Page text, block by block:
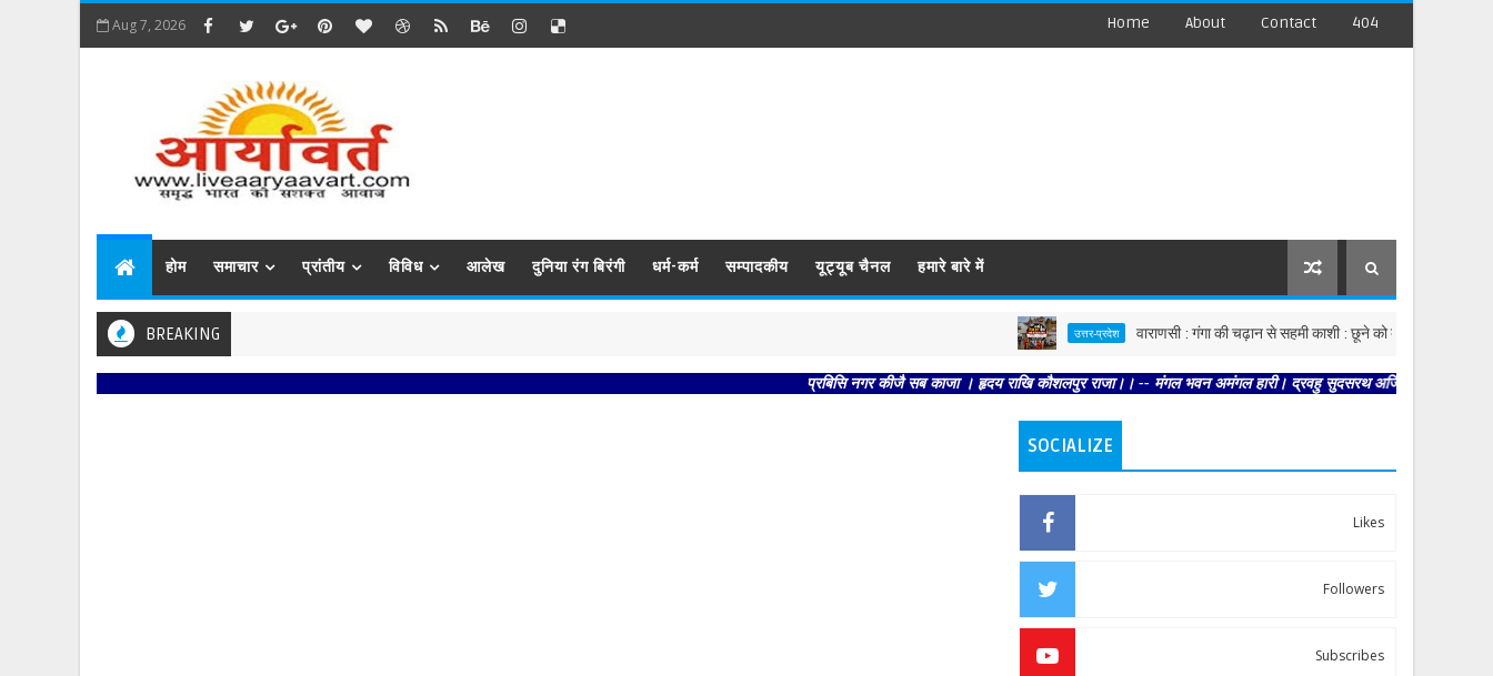
Aug 7, 2026 Home About Contact 404
होम समाचार प्रांतीय विविध आलेख दुनिया रंग बिरंगी धर्म-कर्म सम्पादकीय यूट्यूब चैनल हमारे बारे में
BREAKING उत्तर-प्रदेश वाराणसी : गंगा की चढ़ान से सहमी काशी : छूने को बेताब खतरे की रेखा
प्रबिसि नगर कीजै सब काजा । हृदय राखि कौशलपुर राजा।। -- मंगल भवन अमंगल हारी। द्रवहु सुदसरथ अजिर बिहारी ।। -- सब
SOCIALIZE
Likes
Followers
Subscribes